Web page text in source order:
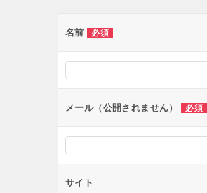
名前 必須
メール（公開されません） 必須
サイト